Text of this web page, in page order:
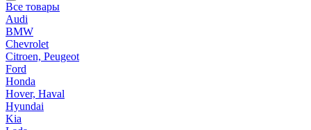
Все товары
Audi
BMW
Chevrolet
Citroen, Peugeot
Ford
Honda
Hover, Haval
Hyundai
Kia